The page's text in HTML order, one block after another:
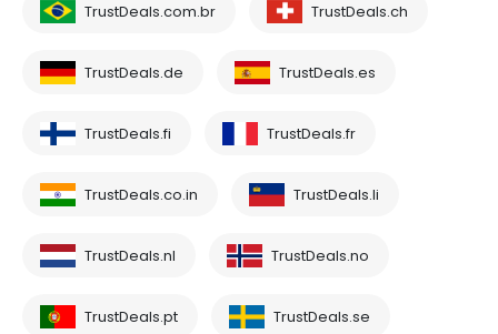
TrustDeals.com.br TrustDeals.ch
TrustDeals.de TrustDeals.es
TrustDeals.fi TrustDeals.fr
TrustDeals.co.in TrustDeals.li
TrustDeals.nl TrustDeals.no
TrustDeals.pt TrustDeals.se